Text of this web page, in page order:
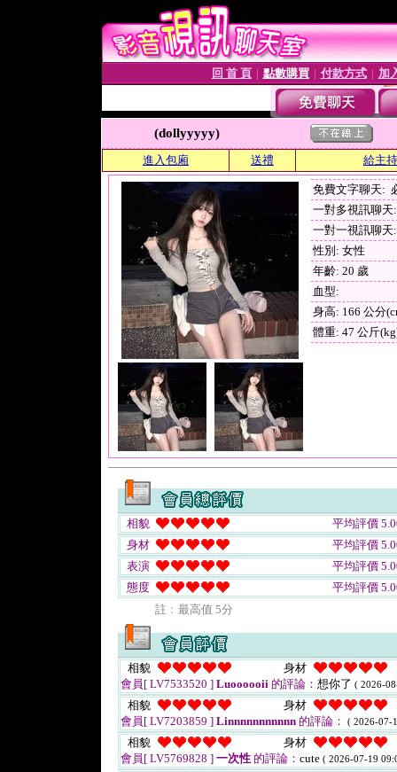
回 首 頁 點數購買│ 付款方式│ 加
(dollyyyyy)
進入包廂 送禮 給主
免費文字聊天:
一對多視訊聊天
一對一視訊聊天
性別: 女性
年齡: 20 歲
血型:
身高: 166 公分
體重: 47 公斤
相貌
平均評價
身材
平均評價
表演
平均評價
態度
平均評價
註﹕最高值 5分
相貌
身材
會員[ LV7533520 ] Luoooooii 的評論： 想你了 ( 2026-
相貌
身材
會員[ LV7203859 ] Linnnnnnnnnnn 的評論： ( 2026-07-
相貌
身材
會員[ LV5769828 ] 一次性 的評論： cute ( 2026-07-19